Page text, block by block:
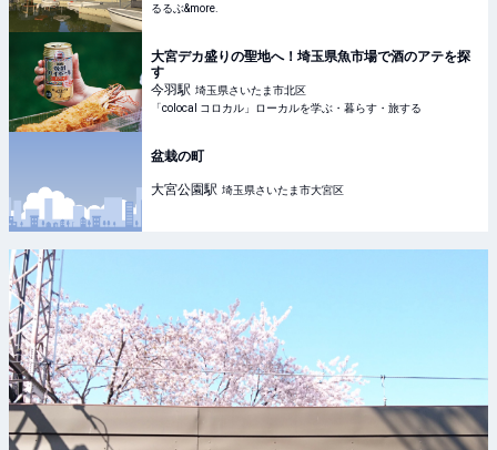
るるぶ&more.
大宮デカ盛りの聖地へ！埼玉県魚市場で酒のアテを探
す
今羽駅 埼玉県さいたま市北区
「colocal コロカル」ローカルを学ぶ・暮らす・旅する
盆栽の町
大宮公園駅 埼玉県さいたま市大宮区